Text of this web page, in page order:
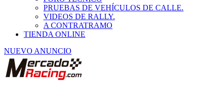
PRUEBAS DE VEHÍCULOS DE CALLE.
VIDEOS DE RALLY.
A CONTRATRAMO
TIENDA ONLINE
NUEVO ANUNCIO